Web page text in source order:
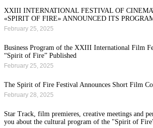
XXIII INTERNATIONAL FESTIVAL OF
«SPIRIT OF FIRE» ANNOUNCED ITS
February 25, 2025
Business Program of the XXIII International Film
“Spirit of Fire” Published
February 25, 2025
The Spirit of Fire Festival Announces Short Film
February 28, 2025
Star Track, film premieres, creative meetings and
you about the cultural program of the "Spirit of